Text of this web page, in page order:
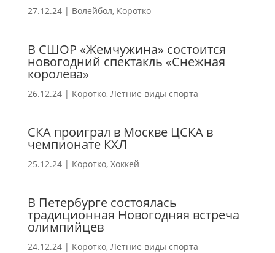
27.12.24| Волейбол, Коротко
В СШОР «Жемчужина» состоится
новогодний спектакль «Снежная
королева»
26.12.24| Коротко, Летние виды спорта
СКА проиграл в Москве ЦСКА в
чемпионате КХЛ
25.12.24| Коротко, Хоккей
В Петербурге состоялась
традиционная Новогодняя встреча
олимпийцев
24.12.24| Коротко, Летние виды спорта